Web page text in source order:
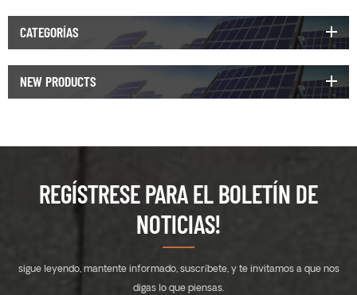
CATEGORÍAS
NEW PRODUCTS
REGÍSTRESE PARA EL BOLETÍN DE
NOTICIAS!
sigue leyendo, mantente informado, suscríbete, y te invitamos a que nos
digas lo que piensas.